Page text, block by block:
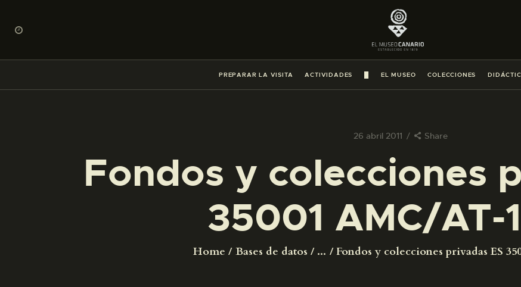
PREPARAR LA VISITA ACTIVIDADES EL MUSEO COLECCIONES
26 abril 2011 Share
Fondos y colecciones
35001 AMC/AT-
Home Bases de datos ... Fondos y colecciones privadas ES
PREPARAR LA VISITA
ACTIVIDADES
█
COLECCIONES
DIDÁCTICA
ESPAÑOL